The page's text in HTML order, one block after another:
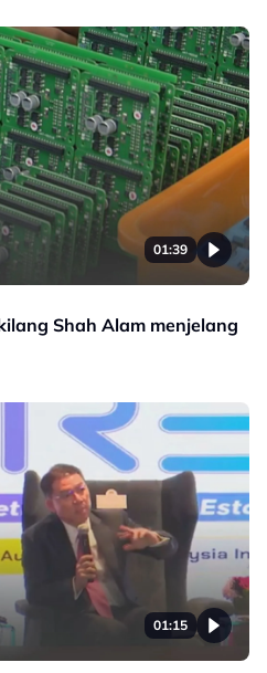
01:39
Shah Alam menjelang
01:15